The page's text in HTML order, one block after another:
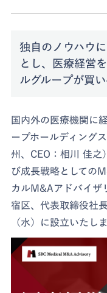
独自のノウハウ
とし、医療経営
ルグループが買
国内外の医療機関に
ープホールディング
州、CEO：相川 佳之
び成長戦略としての
カルM&Aアドバイザ
宿区、代表取締役社
（水）に設立いたし